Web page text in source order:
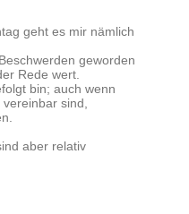
geht es mir nämlich
geworden
Rede wert.
bin; auch wenn
sind,
aber relativ